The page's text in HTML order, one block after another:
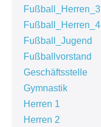
Fußball_Herren_3
Fußball_Herren_4
Fußball_Jugend
Fußballvorstand
Geschäftsstelle
Gymnastik
Herren 1
Herren 2